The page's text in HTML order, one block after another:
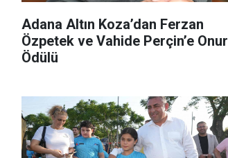
Adana Altın Koza’dan Ferzan
Özpetek ve Vahide Perçin’e Onur
Ödülü